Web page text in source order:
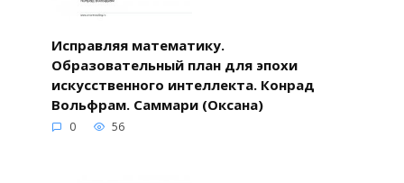
Исправляя математику.
Образовательный план для эпохи
искусственного интеллекта. Конрад
Вольфрам. Саммари (Оксана)
0 56